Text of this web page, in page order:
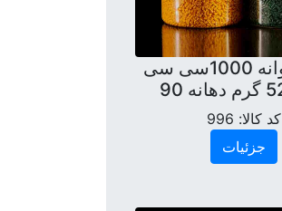
جار استوانه 1000سی سی
کد کالا: 996
جزئیات